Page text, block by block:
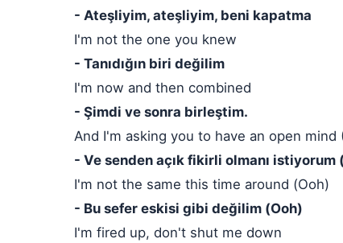
- Ateşliyim, ateşliyim, beni kapatma
I'm not the one you knew
- Tanıdığın biri değilim
I'm now and then combined
- Şimdi ve sonra birleştim.
And I'm asking you to have an open
- Ve senden açık fikirli olmanı istiyorum
I'm not the same this time around (Ooh)
- Bu sefer eskisi gibi değilim (Ooh)
I'm fired up, don't shut me down